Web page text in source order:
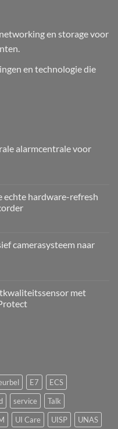
en storage voor
en technologie die
alarmcentrale voor
echte hardware-refresh
camerasysteem naar
met
E7
ECS
service
Talk
UI Care UISP
UNAS